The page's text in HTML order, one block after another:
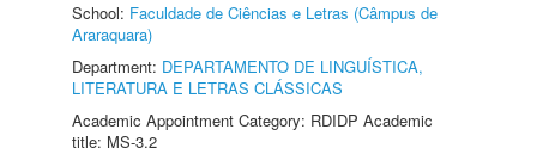
School: Faculdade de Ciências e Letras (Câmpus de
Araraquara)
Department: DEPARTAMENTO DE LINGUÍSTICA,
LITERATURA E LETRAS CLÁSSICAS
Academic Appointment Category: RDIDP Academic
title: MS-3.2